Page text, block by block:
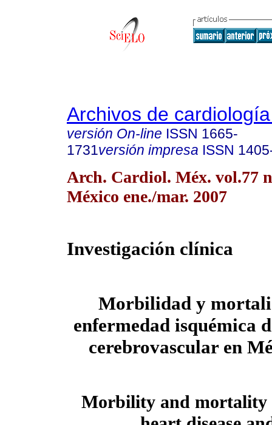
Archivos de
versión On-line ISSN 1665-
1731versión impresa ISSN
Arch. Cardiol. Méx. vol.77
México ene./mar. 2007
Investigación clínica
Morbilidad y
enfermedad isquémica
cerebrovascular en
Morbility and mortality